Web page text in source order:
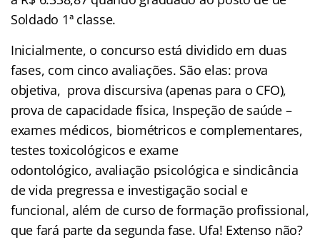
Soldado 1ª classe.
Inicialmente, o concurso está dividido em duas
fases, com cinco avaliações. São elas: prova
objetiva, prova discursiva (apenas para o CFO),
prova de capacidade física, Inspeção de saúde –
exames médicos, biométricos e complementares,
testes toxicológicos e exame
odontológico, avaliação psicológica e sindicância
de vida pregressa e investigação social e
funcional, além de curso de formação profissional,
que fará parte da segunda fase. Ufa! Extenso não?